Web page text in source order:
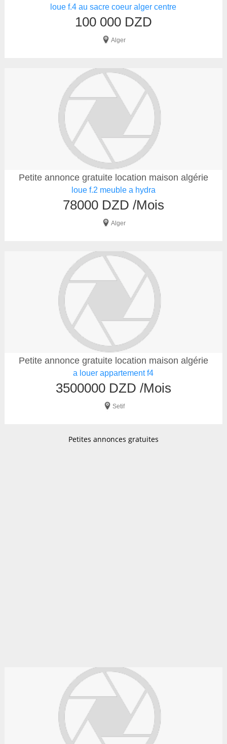
loue f.4 au sacre coeur alger centre
100 000 DZD
Alger
Petite annonce gratuite location maison algérie
loue f.2 meuble a hydra
78000 DZD /Mois
Alger
Petite annonce gratuite location maison algérie
a louer appartement f4
3500000 DZD /Mois
Setif
Petites annonces gratuites